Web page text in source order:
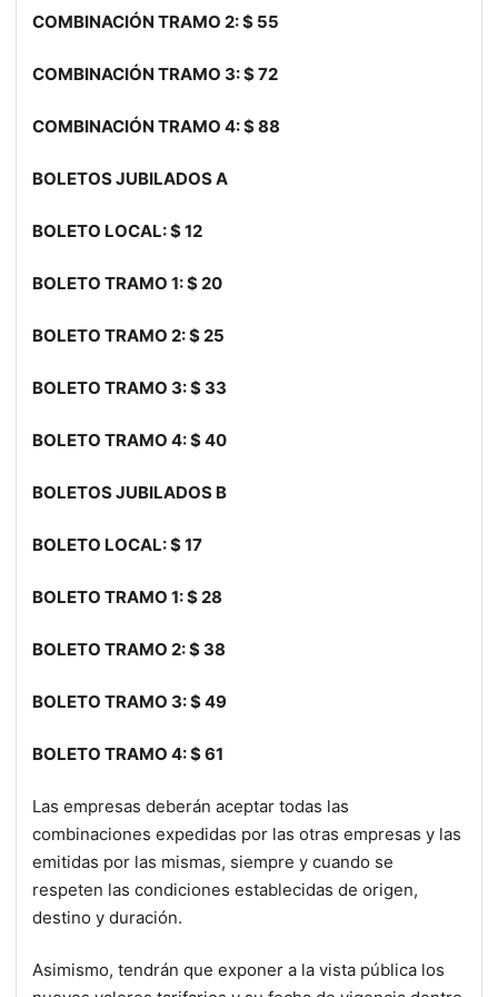
COMBINACIÓN TRAMO 2: $ 55
COMBINACIÓN TRAMO 3: $ 72
COMBINACIÓN TRAMO 4: $ 88
BOLETOS JUBILADOS A
BOLETO LOCAL: $ 12
BOLETO TRAMO 1: $ 20
BOLETO TRAMO 2: $ 25
BOLETO TRAMO 3: $ 33
BOLETO TRAMO 4: $ 40
BOLETOS JUBILADOS B
BOLETO LOCAL: $ 17
BOLETO TRAMO 1: $ 28
BOLETO TRAMO 2: $ 38
BOLETO TRAMO 3: $ 49
BOLETO TRAMO 4: $ 61
Las empresas deberán aceptar todas las
combinaciones expedidas por las otras empresas y las
emitidas por las mismas, siempre y cuando se
respeten las condiciones establecidas de origen,
destino y duración.
Asimismo, tendrán que exponer a la vista pública los